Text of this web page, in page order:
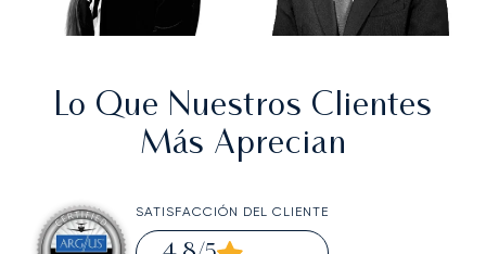
Lo Que Nuestros Clientes
Más Aprecian
SATISFACCIÓN DEL CLIENTE